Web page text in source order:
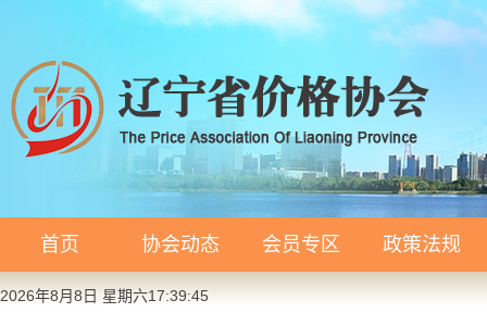
首页 协会动态 会员专区 政策法规
2026年8月8日 星期六17:39:46